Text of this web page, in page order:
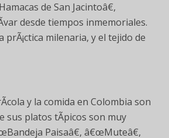
de San Jacintoâ€,
desde tiempos inmemoriales.
prÃ¡ctica milenaria, y el tejido de
y la comida en Colombia son
sus platos tÃ­picos son muy
Paisaâ€, â€œMuteâ€,